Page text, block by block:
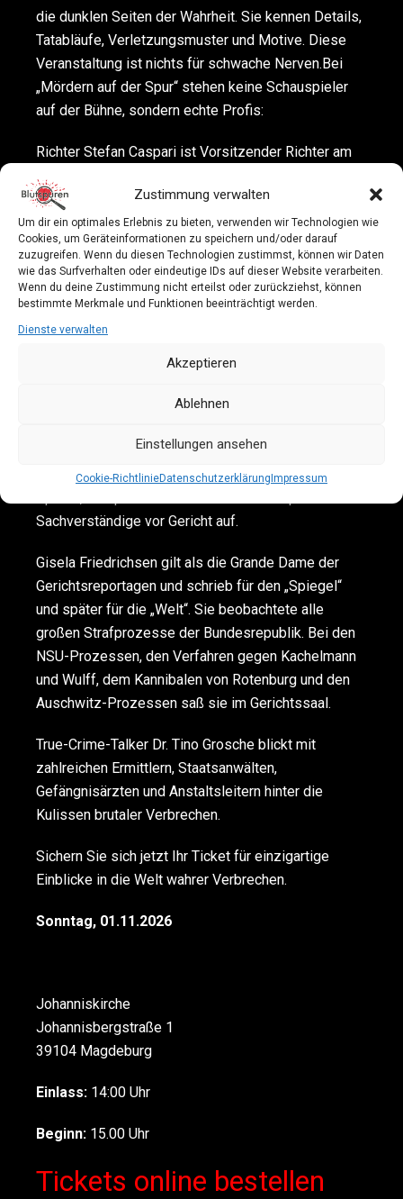
Zustimmung verwalten
Um dir ein optimales Erlebnis zu bieten, verwenden wir Technologien wie
Cookies, um Geräteinformationen zu speichern und/oder darauf
zuzugreifen. Wenn du diesen Technologien zustimmst, können wir Daten
wie das Surfverhalten oder eindeutige IDs auf dieser Website verarbeiten.
Wenn du deine Zustimmung nicht erteilst oder zurückziehst, können
bestimmte Merkmale und Funktionen beeinträchtigt werden.
Dienste verwalten
Akzeptieren
Ablehnen
Einstellungen ansehen
Cookie-RichtlinieDatenschutzerklärungImpressum
die dunklen Seiten der Wahrheit. Sie kennen Details,
Tatabläufe, Verletzungsmuster und Motive. Diese
Veranstaltung ist nichts für schwache Nerven.Bei
„Mördern auf der Spur“ stehen keine Schauspieler
auf der Bühne, sondern echte Profis:
Richter Stefan Caspari ist Vorsitzender Richter am
Vergewaltiger und brutale Verbrecher. Er gibt
Einblick in die zuweilen komplizierte Urteilsfindung
der Justiz. Er begründet Urteil und Strafmaß.
Aus einem anderen Blickwinkel betrachtet Dr.
Norbert Beck, der am Institut für Rechtsmedizin in
Magdeburg arbeitet, die Fälle. Er bezeichnet sich
selbst als „Dolmetscher zwischen Medizin und
genauen Ursache für den Tod eines Opfers auf den
Wahrheitsgehalt hin prüft oder Knochenfunde
auswertet. An Tatorten sichern er und seine Kollegen
Sachverständige vor Gericht auf.
Gisela Friedrichsen gilt als die Grande Dame der
Gerichtsreportagen und schrieb für den „Spiegel“
und später für die „Welt“. Sie beobachtete alle
großen Strafprozesse der Bundesrepublik. Bei den
NSU-Prozessen, den Verfahren gegen Kachelmann
und Wulff, dem Kannibalen von Rotenburg und den
Auschwitz-Prozessen saß sie im Gerichtssaal.
True-Crime-Talker Dr. Tino Grosche blickt mit
zahlreichen Ermittlern, Staatsanwälten,
Gefängnisärzten und Anstaltsleitern hinter die
Kulissen brutaler Verbrechen.
Sichern Sie sich jetzt Ihr Ticket für einzigartige
Einblicke in die Welt wahrer Verbrechen.
Sonntag, 01.11.2026
Johanniskirche
Johannisbergstraße 1
39104 Magdeburg
Einlass: 14:00 Uhr
Beginn: 15.00 Uhr
Tickets online bestellen